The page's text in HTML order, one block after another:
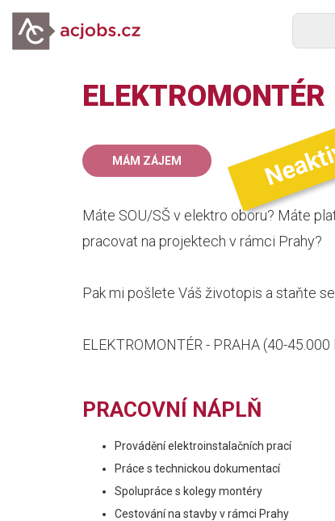
MÁM ZÁJEM
Máte SOU/SŠ v elektro oboru? Máte
pracovat na projektech v rámci Prahy?
Pak mi pošlete Váš životopis a staňte
ELEKTROMONTÉR - PRAHA (40-45.000
PRACOVNÍ NÁPLŇ
Provádění elektroinstalačních prací
Práce s technickou dokumentací
Spolupráce s kolegy montéry
Cestování na stavby v rámci Prahy